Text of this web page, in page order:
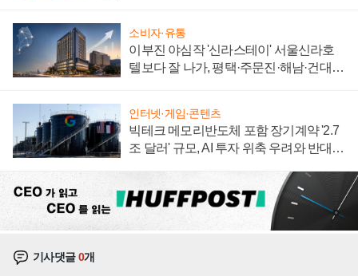
소비자·유통
이부진 야심작 '신라스테이' 서울신라호
텔보다 잘 나가, 평택·주문진·해남·건대로
인터넷·게임·콘텐츠
빅테크 메모리반도체 포함 장기계약 '2.7
조 달러' 규모, AI 투자 위축 우려와 반대
기사댓글0개